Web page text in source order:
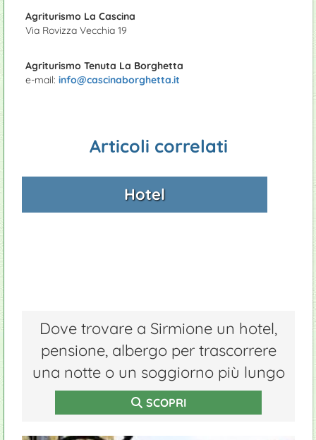
Campeggi
Ristoranti
Ciclismo
Serre e vivai
Manutenzione piscine
Agriturismo La Cascina
Via Rovizza Vecchia 19
Agriturismo Tenuta La Borghetta
e-mail: info@cascinaborghetta.it
Articoli correlati
Hotel
Dove trovare a Sirmione un hotel,
pensione, albergo per trascorrere
una notte o un soggiorno più lungo
SCOPRI